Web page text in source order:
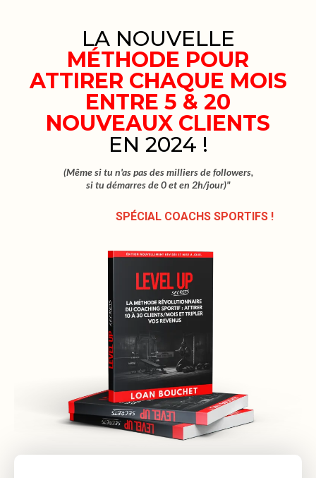
LA NOUVELLE
MÉTHODE POUR
ATTIRER CHAQUE MOIS
ENTRE 5 & 20
NOUVEAUX CLIENTS
EN 2024 !
(Même si tu n'as pas des milliers de followers,
si tu démarres de 0 et en 2h/jour)"
SPÉCIAL COACHS SPORTIFS !